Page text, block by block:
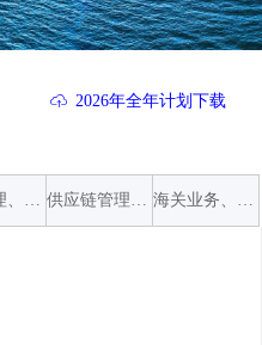
生产管理、质量、班组长 供应链管理、中高层系列 海关业务、关税、归类、AEO审计
ꁶ 2026年全年计划下载